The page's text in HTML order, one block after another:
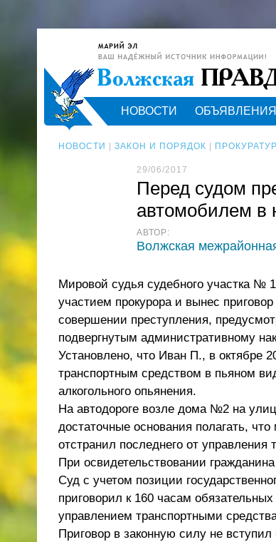
НОВОСТИ ОБЪЯВЛЕНИЯ
НОВОСТИ ЗАКОН И ПОРЯДОК
29/06/2017
Перед судом
автомобилем в
АВТОР:
Волжская
Мировой судья судебного участка №
участием прокурора и вынес
совершении преступления,
подвергнутым административному
Установлено, что Иван П., в октябре
транспортным средством в пьяном
алкогольного опьянения.
На автодороге возле дома №2 на
достаточные основания полагать,
отстранил последнего от управления
При освидетельствовании
Суд с учетом позиции
приговорил к 160 часам
управлением транспортными
Приговор в законную силу не